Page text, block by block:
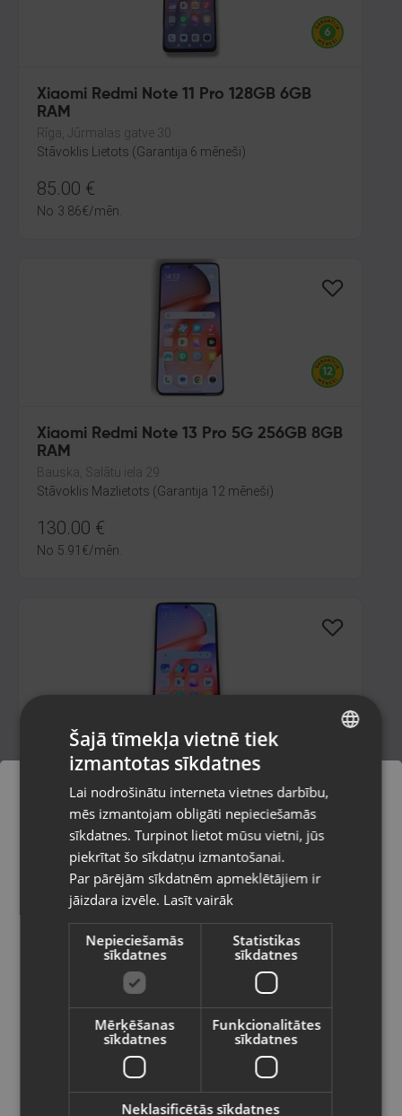
Xiaomi Redmi Note 11 Pro 128GB 6GB
RAM
Rīga, Jūrmalas gatve 30
Stāvoklis Lietots (Garantija 6 mēneši)
85.00 €
No 3.86€/mēn.
Xiaomi Redmi Note 13 Pro 5G 256GB 8GB
RAM
Bauska, Salātu iela 29
Stāvoklis Mazlietots (Garantija 12 mēneši)
130.00 €
No 5.91 €/mēn.
Xiaomi Redmi Note 12 Pro 5G 128GB 6GB
RAM
Rīga, Mārupes iela 3
Stāvoklis Mazlietots (Garantija 12 mēneši)
90.00€
/mēn.
Xiaomi Redmi Note 12 Pro 4G ‎2209116AG
Pasūtījumi tiks piegādāti uz
izvēlēto valsti
Vietnes saturs būs attēlots izvēlētajā
valodā
Valsts
Latviešu / Latvian
RUSSIAN
Šajā tīmekļa vietnē tiek
izmantotas sīkdatnes
Lai nodrošinātu interneta vietnes darbību,
mēs izmantojam obligāti nepieciešamās
sīkdatnes. Turpinot lietot mūsu vietni, jūs
piekrītat šo sīkdatņu izmantošanai.
Par pārējām sīkdatnēm apmeklētājiem ir
jāizdara izvēle. Lasīt vairāk
Nepieciešamās
sīkdatnes
Statistikas
sīkdatnes
Mērķēšanas
sīkdatnes
Funkcionalitātes
sīkdatnes
Neklasificētās sīkdatnes